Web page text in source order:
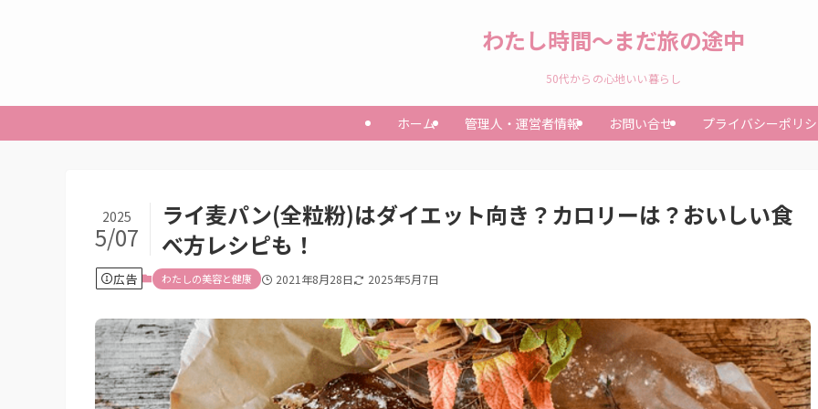
わたし時間～まだ旅の途中
50代からの心地いい暮らし
ホーム 管理人・運営者情報 お問い合せ プライバシーポリ
ライ麦パン(全粒粉)はダイエット向き？カロリーは？おいしい食
べ方レシピも！
2025
5/07
広告 わたしの美容と健康 2021年8月28日 2025年5月7日